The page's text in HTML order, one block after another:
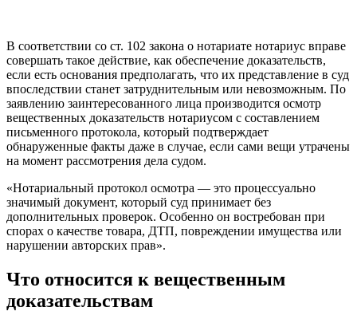
В соответствии со ст. 102 закона о нотариате нотариус вправе
совершать такое действие, как обеспечение доказательств,
если есть основания предполагать, что их представление в суд
впоследствии станет затруднительным или невозможным. По
заявлению заинтересованного лица производится осмотр
вещественных доказательств нотариусом с составлением
письменного протокола, который подтверждает
обнаруженные факты даже в случае, если сами вещи утрачены
на момент рассмотрения дела судом.
«Нотариальный протокол осмотра — это процессуально
значимый документ, который суд принимает без
дополнительных проверок. Особенно он востребован при
спорах о качестве товара, ДТП, повреждении имущества или
нарушении авторских прав».
Что относится к вещественным
доказательствам